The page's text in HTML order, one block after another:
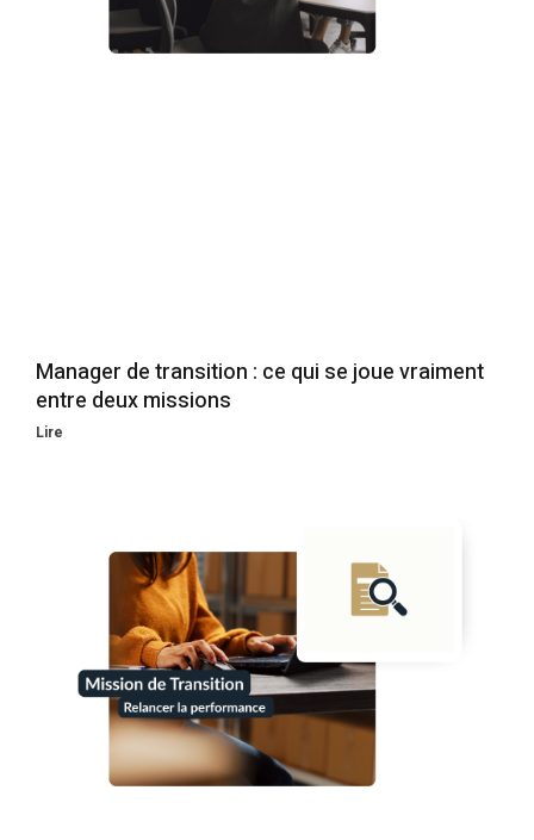
Manager de transition : ce qui se joue vraiment
entre deux missions
Lire